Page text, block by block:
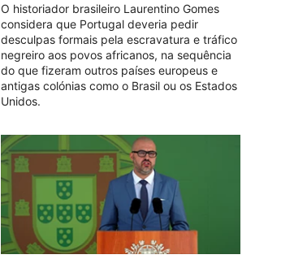
O historiador brasileiro Laurentino Gomes
considera que Portugal deveria pedir
desculpas formais pela escravatura e tráfico
negreiro aos povos africanos, na sequência
do que fizeram outros países europeus e
antigas colónias como o Brasil ou os Estados
Unidos.